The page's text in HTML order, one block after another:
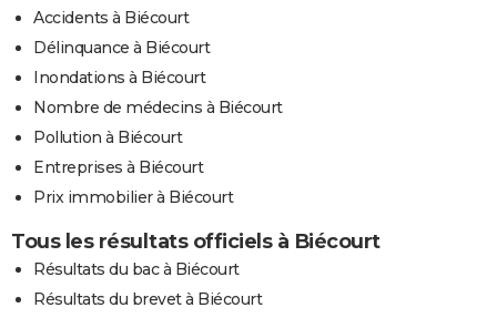
Accidents à Biécourt
Délinquance à Biécourt
Inondations à Biécourt
Nombre de médecins à Biécourt
Pollution à Biécourt
Entreprises à Biécourt
Prix immobilier à Biécourt
Tous les résultats officiels à Biécourt
Résultats du bac à Biécourt
Résultats du brevet à Biécourt